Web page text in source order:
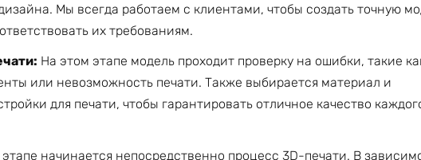
Мы всегда работаем с клиентами, чтобы создать точную
их требованиям.
На этом этапе модель проходит проверку на ошибки, такие
или невозможность печати. Также выбирается материал и
для печати, чтобы гарантировать отличное качество
начинается непосредственно процесс 3D-печати. В